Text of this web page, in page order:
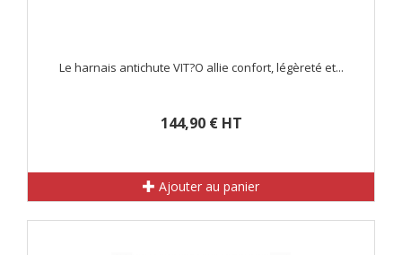
Le harnais antichute VIT?O allie confort, légèreté et...
144,90 € HT
Ajouter au panier